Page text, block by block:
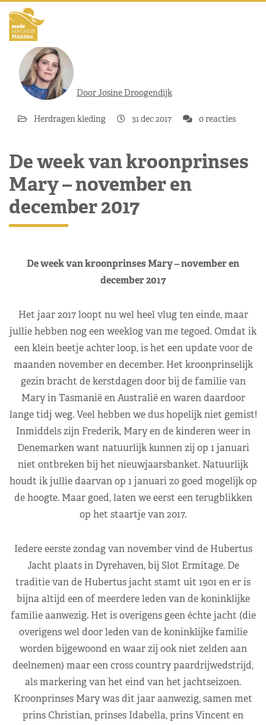
Door Josine Droogendijk
Herdragen kleding 31 dec 2017 0 reacties
De week van kroonprinses
Mary – november en
december 2017
De week van kroonprinses Mary – november en
december 2017
Het jaar 2017 loopt nu wel heel vlug ten einde, maar
jullie hebben nog een weeklog van me tegoed. Omdat ik
een klein beetje achter loop, is het een update voor de
maanden november en december. Het kroonprinselijk
gezin bracht de kerstdagen door bij de familie van
Mary in Tasmanië en Australië en waren daardoor
lange tidj weg. Veel hebben we dus hopelijk niet gemist!
Inmiddels zijn Frederik, Mary en de kinderen weer in
Denemarken want natuurlijk kunnen zij op 1 januari
niet ontbreken bij het nieuwjaarsbanket. Natuurlijk
houdt ik jullie daarvan op 1 januari zo goed mogelijk op
de hoogte. Maar goed, laten we eerst een terugblikken
op het staartje van 2017.
Iedere eerste zondag van november vind de Hubertus
Jacht plaats in Dyrehaven, bij Slot Ermitage. De
traditie van de Hubertus jacht stamt uit 1901 en er is
bijna altijd een of meerdere leden van de koninklijke
familie aanwezig. Het is overigens geen échte jacht (die
overigens wel door leden van de koninklijke familie
worden bijgewoond en waar zij ook niet zelden aan
deelnemen) maar een cross country paardrijwedstrijd,
als markering van het eind van het jachtseizoen.
Kroonprinses Mary was dit jaar aanwezig, samen met
prins Christian, prinses Idabella, prins Vincent en